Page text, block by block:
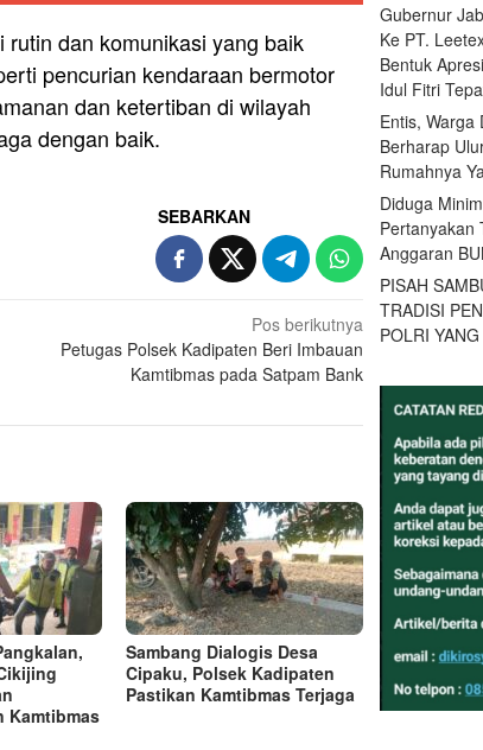
dan komunikasi yang baik
pencurian kendaraan bermotor
dan ketertiban di wilayah
dengan baik.
SEBARKAN
Pos berikutnya
Petugas Polsek Kadipaten Beri Imbauan
Kamtibmas pada Satpam Bank
Kamtibmas
Sambang Dialogis Desa
Cipaku, Polsek Kadipaten
Pastikan Kamtibmas Terjaga
Gubernur
Ke PT.
Bentuk
Idul Fitri
Entis, Warga
Berharap
Rumahnya
Diduga
Pertanyakan
Anggaran
PISAH
TRADISI
POLRI